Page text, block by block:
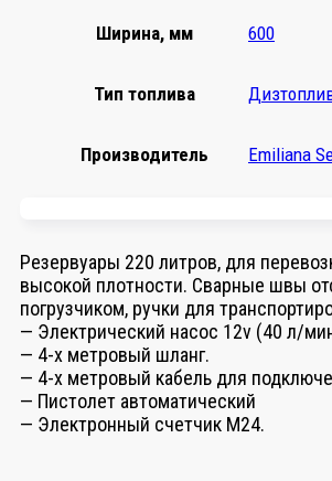
Ширина, мм 600
Тип топлива
Производитель Emiliana
Резервуары 220 литров, для
высокой плотности. Сварные швы
погрузчиком, ручки для
— Электрический насос 12v (40 л/
— 4-х метровый шланг.
— 4-х метровый кабель для
— Пистолет автоматический
— Электронный счетчик M24.